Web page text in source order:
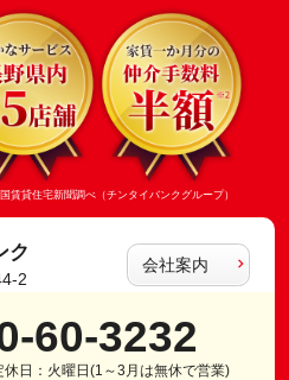
貸住宅新聞調べ（チンタイバンクグループ）
ク
2
会社案内
60-3232
日：火曜日(1～3月は無休で営業)